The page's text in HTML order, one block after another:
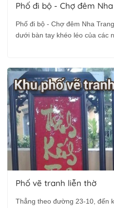
Phố đi bộ - Chợ đêm
Phố đi bộ - Chợ đêm Nha
dưới bàn tay khéo léo của các
Phố vẽ tranh liễn thờ
Thẳng theo đường 23-10, đến